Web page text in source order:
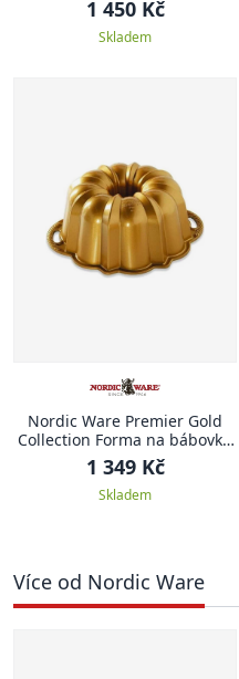
1 450 Kč
Skladem
Nordic Ware Premier Gold
Collection Forma na bábovku
20 cm ANNIVERSARY
1 349 Kč
Skladem
Více od Nordic Ware